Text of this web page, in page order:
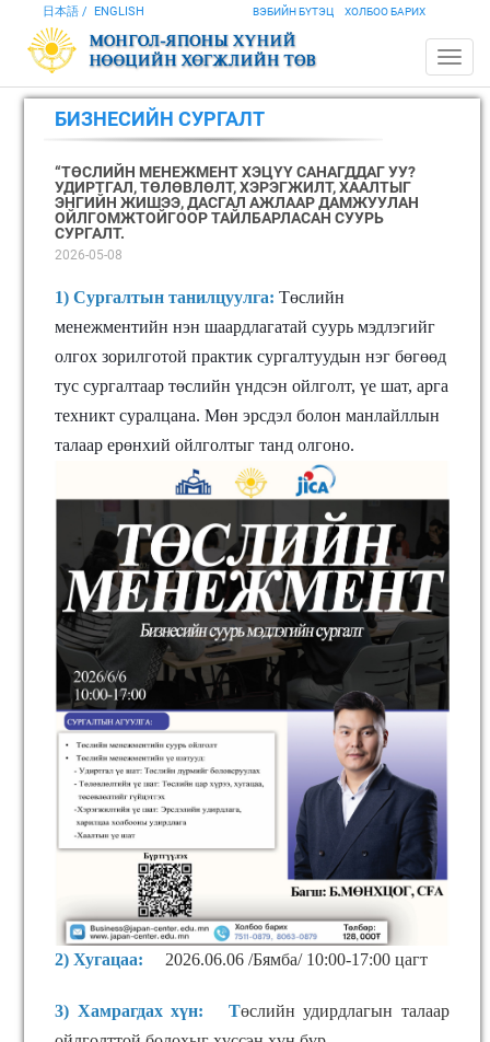
ВЭБИЙН БҮТЭЦ ХОЛБОО БАРИХ
日本語 ENGLISH
БИЗНЕСИЙН СУРГАЛТ
“ТӨСЛИЙН МЕНЕЖМЕНТ ХЭЦҮҮ САНАГДДАГ УУ?
УДИРТГАЛ, ТӨЛӨВЛӨЛТ, ХЭРЭГЖИЛТ, ХААЛТЫГ
ЭНГИЙН ЖИШЭЭ, ДАСГАЛ АЖЛААР ДАМЖУУЛАН
ОЙЛГОМЖТОЙГООР ТАЙЛБАРЛАСАН СУУРЬ
СУРГАЛТ.
2026-05-08
1) Сургалтын танилцуулга: Төслийн
менежментийн нэн шаардлагатай суурь мэдлэгийг
олгох зорилготой практик сургалтуудын нэг бөгөөд
тус сургалтаар төслийн үндсэн ойлголт, үе шат, арга
техникт суралцана. Мөн эрсдэл болон манлайллын
талаар ерөнхий ойлголтыг танд олгоно.
2) Хугацаа: 2026.06.06 /Бямба/ 10:00-17:00 цагт
3) Хамрагдах хүн: Төслийн удирдлагын талаар